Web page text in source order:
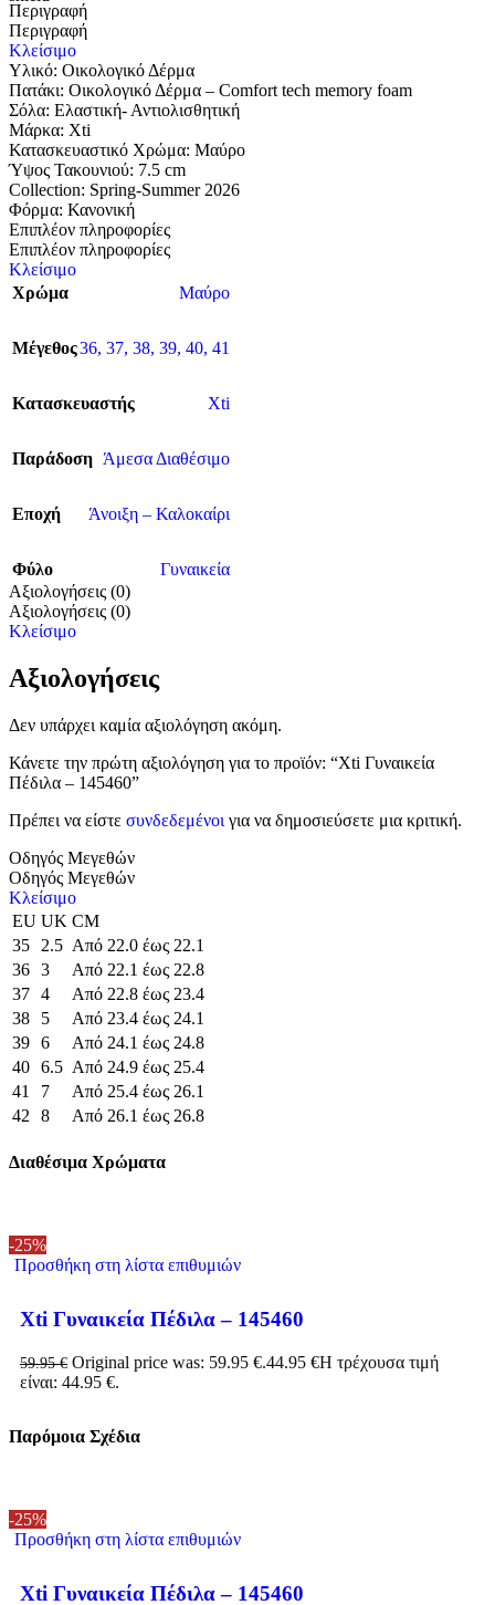
Περιγραφή
Περιγραφή
Κλείσιμο
Υλικό: Οικολογικό Δέρμα
Πατάκι: Οικολογικό Δέρμα – Comfort tech memory foam
Σόλα: Eλαστική- Αντιολισθητική
Μάρκα: Xti
Κατασκευαστικό Χρώμα: Μαύρο
Ύψος Τακουνιού: 7.5 cm
Collection: Spring-Summer 2026
Φόρμα: Κανονική
Επιπλέον πληροφορίες
Επιπλέον πληροφορίες
Κλείσιμο
Χρώμα
Μαύρο
Μέγεθος36, 37, 38, 39, 40, 41
Κατασκευαστής Xti
Παράδοση Άμεσα Διαθέσιμο
Εποχή Άνοιξη – Καλοκαίρι
Φύλο
Γυναικεία
Αξιολογήσεις (0)
Αξιολογήσεις (0)
Κλείσιμο
Αξιολογήσεις
Δεν υπάρχει καμία αξιολόγηση ακόμη.
Κάνετε την πρώτη αξιολόγηση για το προϊόν: “Xti Γυναικεία
Πέδιλα – 145460”
Πρέπει να είστε συνδεδεμένοι για να δημοσιεύσετε μια κριτική.
Οδηγός Μεγεθών
Οδηγός Μεγεθών
Κλείσιμο
EU UK CM
35
2.5 Από 22.0 έως 22.1
36 3
Από 22.1 έως 22.8
37 4
Από 22.8 έως 23.4
38
5
Από 23.4 έως 24.1
39 6
Από 24.1 έως 24.8
40 6.5 Από 24.9 έως 25.4
41
7
Από 25.4 έως 26.1
42
8 Από 26.1 έως 26.8
Διαθέσιμα Χρώματα
-25%
Προσθήκη στη λίστα επιθυμιών
Xti Γυναικεία Πέδιλα – 145460
59.95€ Original price was: 59.95 €.44.95 €Η τρέχουσα τιμή
είναι: 44.95 €.
Παρόμοια Σχέδια
-25%
Προσθήκη στη λίστα επιθυμιών
Xti Γυναικεία Πέδιλα – 145460